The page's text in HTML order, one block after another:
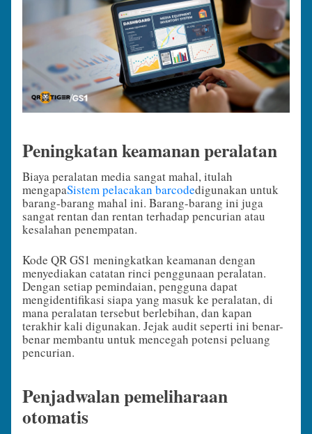
Peningkatan keamanan peralatan
Biaya peralatan media sangat mahal, itulah
mengapaSistem pelacakan barcodedigunakan untuk
barang-barang mahal ini. Barang-barang ini juga
sangat rentan dan rentan terhadap pencurian atau
kesalahan penempatan.
Kode QR GS1 meningkatkan keamanan dengan
menyediakan catatan rinci penggunaan peralatan.
Dengan setiap pemindaian, pengguna dapat
mengidentifikasi siapa yang masuk ke peralatan, di
mana peralatan tersebut berlebihan, dan kapan
terakhir kali digunakan. Jejak audit seperti ini benar-
benar membantu untuk mencegah potensi peluang
pencurian.
Penjadwalan pemeliharaan
otomatis